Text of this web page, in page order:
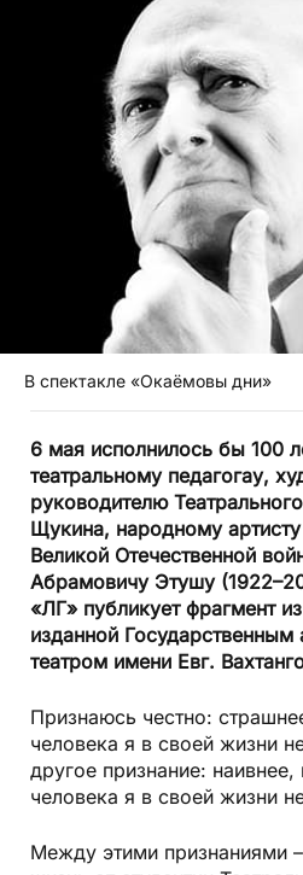
В спектакле «Окаёмовы дни»
6 мая исполнилось бы 100
театральному педагогау,
руководителю
Щукина, народному
Великой Отечественной
Абрамовичу Этушу
«ЛГ» публикует фрагмент
изданной
театром имени Евг.
Признаюсь честно:
человека я в своей жизни
другое признание:
человека я в своей жизни
Между этими признаниями